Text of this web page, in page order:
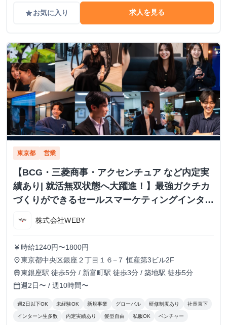
gradeお気に入り 求人を見る
東京都 営業
【BCG・三菱商事・アクセンチュア など内定実
績あり| 就活無双状態へ大躍進！】最強ガクチカ
づくりができるセールスマーケティングインター
株式会社WEBY
currency_yen 時給1240円〜1800円
place東京都中央区銀座２丁目１６−７ 恒産第3ビル2F
train東銀座駅 徒歩5分 / 新富町駅 徒歩3分 / 築地駅 徒歩5分
calendar_today週2日〜 / 週10時間〜
週2日以下OK 未経験OK 新規事業 グローバル 研修制度あり 社長直下
インターン生多数 内定実績あり 髪型自由 私服OK ベンチャー